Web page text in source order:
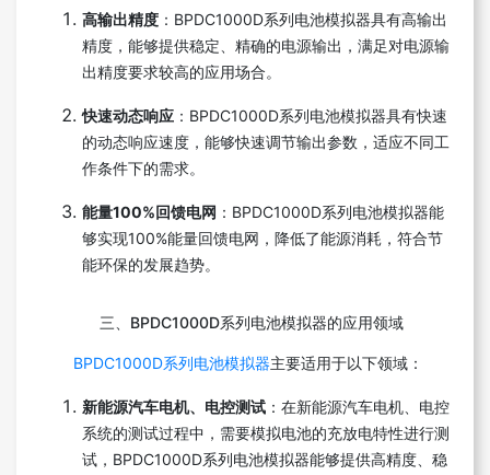
高输出精度 ：BPDC1000D系列电池模拟器具有高输出
精度，能够提供稳定、精确的电源输出，满足对电源输
出精度要求较高的应用场合。
快速动态响应 ：BPDC1000D系列电池模拟器具有快速
的动态响应速度，能够快速调节输出参数，适应不同工
作条件下的需求。
能量100%回馈电网 ：BPDC1000D系列电池模拟器能
够实现100%能量回馈电网，降低了能源消耗，符合节
能环保的发展趋势。
三、BPDC1000D系列电池模拟器的应用领域
BPDC1000D系列电池模拟器主要适用于以下领域：
新能源汽车电机、电控测试 ：在新能源汽车电机、电控
系统的测试过程中，需要模拟电池的充放电特性进行测
试，BPDC1000D系列电池模拟器能够提供高精度、稳